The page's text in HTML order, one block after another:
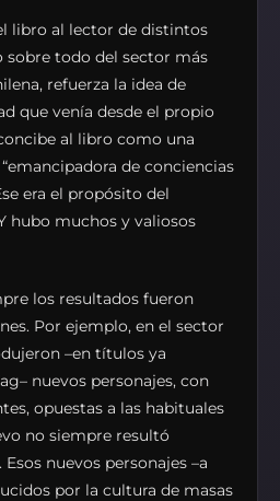
libro al lector de distintos
sobre todo del sector más
refuerza la idea de
que venía desde el propio
al libro como una
de conciencias
era el propósito del
hubo muchos y valiosos
los resultados fueron
Por ejemplo, en el sector
–en títulos ya
nuevos personajes, con
opuestas a las habituales
no siempre resultó
nuevos personajes –a
por la cultura de masas